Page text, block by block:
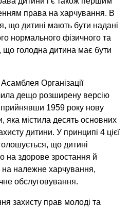
права на харчування. В
що дитині мають бути надані
нормального фізичного та
що голодна дитина має бути
Організації
дещо розширену версію
прийнявши 1959 року нову
яка містила десять основних
дитини. У принципі 4 цієї
що дитині
на здорове зростання й
на належне харчування,
обслуговування.
захисту прав молоді та